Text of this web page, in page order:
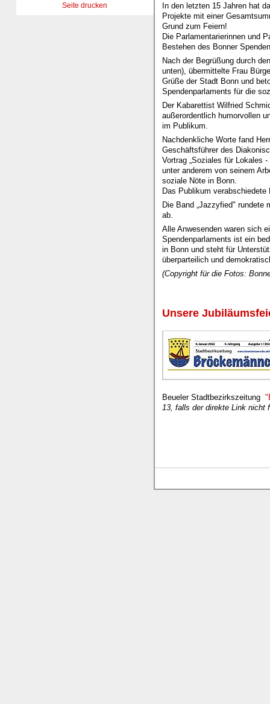
Seite drucken
In den letzten 15 Jahren hat
Projekte mit einer
Grund zum Feiern!
Die Parlamentarierinnen und
Bestehen des Bonner
Nach der Begrüßung durch
unten), übermittelte Frau
Grüße der Stadt Bonn und
Spendenparlaments für die
Der Kabarettist Wilfried
außerordentlich humorvollen
im Publikum.
Nachdenkliche Worte fand
Geschäftsführer des
Vortrag „Soziales für Lokales
unter anderem von seinem
soziale Nöte in Bonn.
Das Publikum verabschiedete
Die Band „Jazzyfied" rundete
ab.
Alle Anwesenden waren sich
Spendenparlaments ist ein
in Bonn und steht für
überparteilich und
(Copyright für die Fotos:
Unsere
Beueler Stadtbezirkszeitung
13, falls der direkte Link nicht